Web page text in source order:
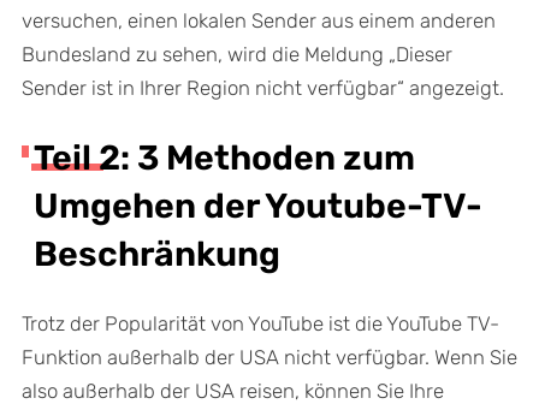
versuchen, einen lokalen Sender aus einem anderen
Bundesland zu sehen, wird die Meldung „Dieser
Sender ist in Ihrer Region nicht verfügbar“ angezeigt.
Teil 2: 3 Methoden zum
Umgehen der Youtube-TV-
Beschränkung
Trotz der Popularität von YouTube ist die YouTube TV-
Funktion außerhalb der USA nicht verfügbar. Wenn Sie
also außerhalb der USA reisen, können Sie Ihre